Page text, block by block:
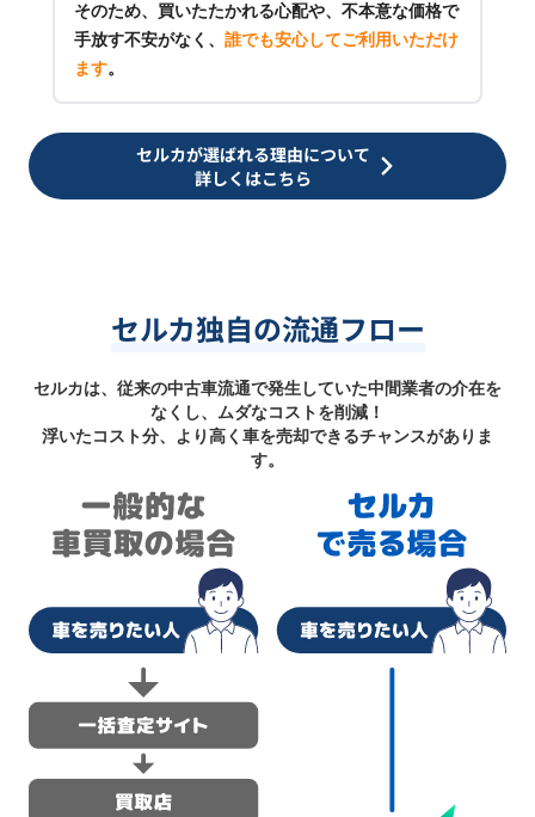
そのため、買いたたかれる心配や、不本意な価格で
手放す不安がなく、 誰でも安心してご利用いただけ
ます。
セルカが選ばれる理由について
詳しくはこちら
セルカ独自の流通フロー
セルカは、従来の中古車流通で発生していた中間業者の介在を
なくし、ムダなコストを削減！
浮いたコスト分、より高く車を売却できるチャンスがありま
す。